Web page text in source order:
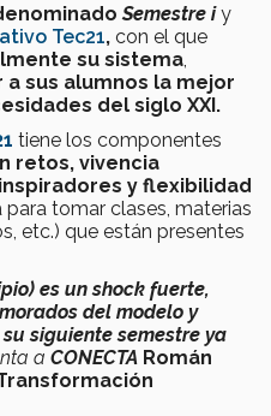
Semestre iy
Tec21, con el que
su sistema
sus alumnos la mejor
del siglo XXI.
tiene los componentes
retos, vivencia
y flexibilidad
tomar clases, materias
etc.) que están presentes
es un shock fuerte,
del modelo y
siguiente semestre ya
a CONECTA Román